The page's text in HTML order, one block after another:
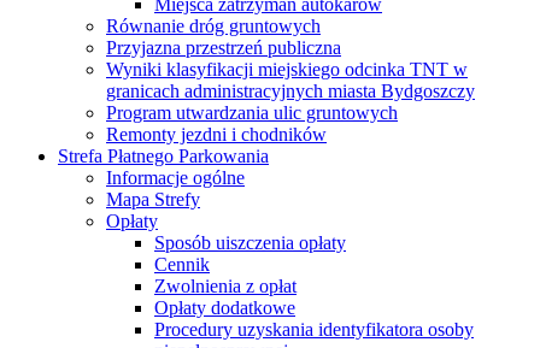
Równanie dróg gruntowych
Przyjazna przestrzeń publiczna
Wyniki klasyfikacji miejskiego odcinka TNT w
granicach administracyjnych miasta Bydgoszczy
Program utwardzania ulic gruntowych
Remonty jezdni i chodników
Strefa Płatnego Parkowania
Informacje ogólne
Mapa Strefy
Opłaty
Sposób uiszczenia opłaty
Cennik
Zwolnienia z opłat
Opłaty dodatkowe
Procedury uzyskania identyfikatora osoby